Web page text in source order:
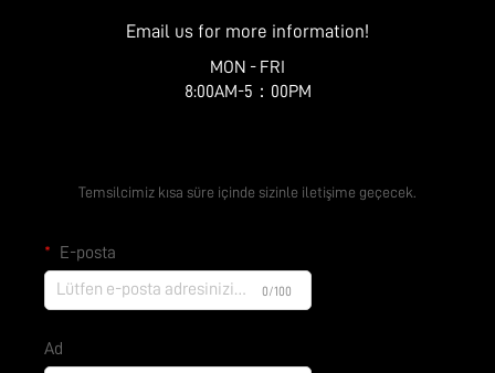
Email us for more information!
MON - FRI
8:00AM-5：00PM
Temsilcimiz kısa süre içinde sizinle iletişime geçecek.
E-posta
0/100
Ad